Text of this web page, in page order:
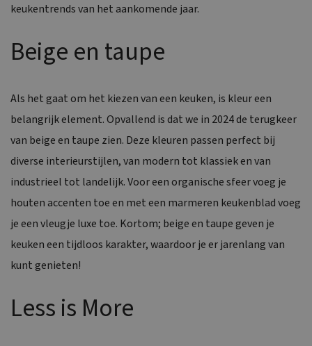
keukentrends van het aankomende jaar.
Beige en taupe
Als het gaat om het kiezen van een keuken, is kleur een
belangrijk element. Opvallend is dat we in 2024 de terugkeer
van beige en taupe zien. Deze kleuren passen perfect bij
diverse interieurstijlen, van modern tot klassiek en van
industrieel tot landelijk. Voor een organische sfeer voeg je
houten accenten toe en met een marmeren keukenblad voeg
je een vleugje luxe toe. Kortom; beige en taupe geven je
keuken een tijdloos karakter, waardoor je er jarenlang van
kunt genieten!
Less is More